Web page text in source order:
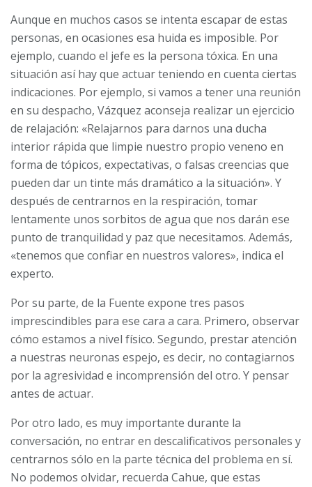
Aunque en muchos casos se intenta escapar de estas
personas, en ocasiones esa huida es imposible. Por
ejemplo, cuando el jefe es la persona tóxica. En una
situación así hay que actuar teniendo en cuenta ciertas
indicaciones. Por ejemplo, si vamos a tener una reunión
en su despacho, Vázquez aconseja realizar un ejercicio
de relajación: «Relajarnos para darnos una ducha
interior rápida que limpie nuestro propio veneno en
forma de tópicos, expectativas, o falsas creencias que
pueden dar un tinte más dramático a la situación». Y
después de centrarnos en la respiración, tomar
lentamente unos sorbitos de agua que nos darán ese
punto de tranquilidad y paz que necesitamos. Además,
«tenemos que confiar en nuestros valores», indica el
experto.
Por su parte, de la Fuente expone tres pasos
imprescindibles para ese cara a cara. Primero, observar
cómo estamos a nivel físico. Segundo, prestar atención
a nuestras neuronas espejo, es decir, no contagiarnos
por la agresividad e incomprensión del otro. Y pensar
antes de actuar.
Por otro lado, es muy importante durante la
conversación, no entrar en descalificativos personales y
centrarnos sólo en la parte técnica del problema en sí.
No podemos olvidar, recuerda Cahue, que estas